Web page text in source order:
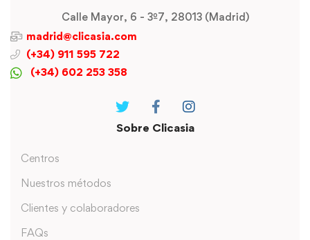
Calle Mayor, 6 - 3º7, 28013 (Madrid)
madrid@clicasia.com
(+34) 911 595 722
(+34) 602 253 358
Sobre Clicasia
Centros
Nuestros métodos
Clientes y colaboradores
FAQs